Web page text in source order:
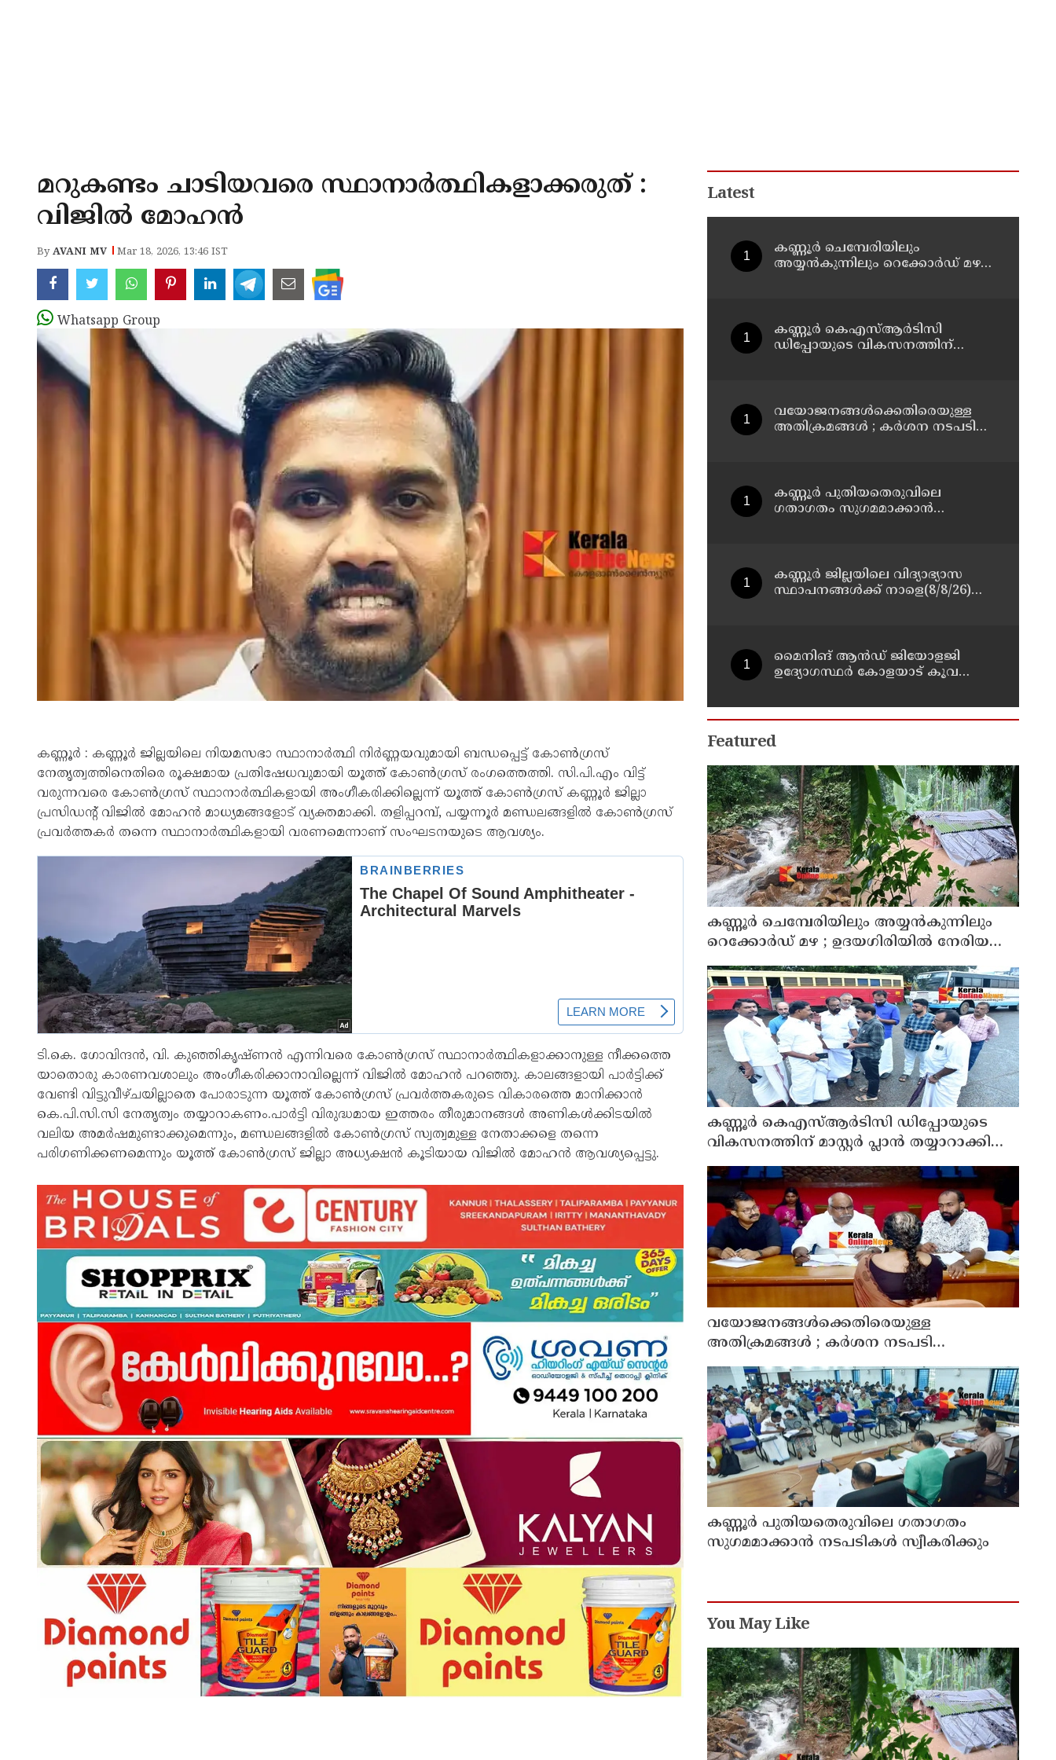
മറുകണ്ടം ചാടിയവരെ സ്ഥാനാർത്ഥികളാക്കരുത് :
വിജിൽ മോഹൻ
ByAVANI MV Mar 18, 2026, 13:46 IST
Whatsapp Group
കണ്ണൂർ : കണ്ണൂർ ജില്ലയിലെ നിയമസഭാ സ്ഥാനാർത്ഥി നിർണ്ണയവുമായി ബന്ധപ്പെട്ട് കോൺഗ്രസ്
നേതൃത്വത്തിനെതിരെ രൂക്ഷമായ പ്രതിഷേധവുമായി യൂത്ത് കോൺഗ്രസ് രംഗത്തെത്തി. സി.പി.എം വിട്ട്
വരുന്നവരെ കോൺഗ്രസ് സ്ഥാനാർത്ഥികളായി അംഗീകരിക്കില്ലെന്ന് യൂത്ത് കോൺഗ്രസ് കണ്ണൂർ ജില്ലാ
പ്രസിഡന്റ് വിജിൽ മോഹൻ മാധ്യമങ്ങളോട് വ്യക്തമാക്കി. തളിപ്പറമ്പ്, പയ്യന്നൂർ മണ്ഡലങ്ങളിൽ കോൺഗ്രസ്
പ്രവർത്തകർ തന്നെ സ്ഥാനാർത്ഥികളായി വരണമെന്നാണ് സംഘടനയുടെ ആവശ്യം.
ടി.കെ. ഗോവിന്ദൻ, വി. കുഞ്ഞികൃഷ്ണൻ എന്നിവരെ കോൺഗ്രസ് സ്ഥാനാർത്ഥികളാക്കാനുള്ള നീക്കത്തെ
യാതൊരു കാരണവശാലും അംഗീകരിക്കാനാവില്ലെന്ന് വിജിൽ മോഹൻ പറഞ്ഞു. കാലങ്ങളായി പാർട്ടിക്ക്
വേണ്ടി വിട്ടുവീഴ്ചയില്ലാതെ പോരാടുന്ന യൂത്ത് കോൺഗ്രസ് പ്രവർത്തകരുടെ വികാരത്തെ മാനിക്കാൻ
കെ.പി.സി.സി നേതൃത്വം തയ്യാറാകണം.പാർട്ടി വിരുദ്ധമായ ഇത്തരം തീരുമാനങ്ങൾ അണികൾക്കിടയിൽ
വലിയ അമർഷമുണ്ടാക്കുമെന്നും, മണ്ഡലങ്ങളിൽ കോൺഗ്രസ് സ്വത്വമുള്ള നേതാക്കളെ തന്നെ
പരിഗണിക്കണമെന്നും യൂത്ത് കോൺഗ്രസ് ജില്ലാ അധ്യക്ഷൻ കൂടിയായ വിജിൽ മോഹൻ ആവശ്യപ്പെട്ടു.
Latest
കണ്ണൂർ ചെമ്പേരിയിലും
അയ്യൻകുന്നിലും റെക്കോർഡ് മഴ ;
കണ്ണൂർ കെഎസ്ആർടിസി
ഡിപ്പോയുടെ വികസനത്തിന്
വയോജനങ്ങൾക്കെതിരെയുള്ള
അതിക്രമങ്ങൾ ; കർശന നടപടി
കണ്ണൂർ പുതിയതെരുവിലെ
ഗതാഗതം സുഗമമാക്കാന്‍
കണ്ണൂർ ജില്ലയിലെ വിദ്യാഭ്യാസ
സ്ഥാപനങ്ങള്‍ക്ക് നാളെ(8/8/26)
മൈനിങ് ആൻഡ്​ ജിയോളജി
ഉദ്യോഗസ്ഥർ കോളയാട് കൂവ
Featured
കണ്ണൂർ ചെമ്പേരിയിലും അയ്യൻകുന്നിലും
റെക്കോർഡ് മഴ ; ഉദയഗിരിയിൽ നേരിയ
ഉരുൾപൊട്ടൽ; 13 പേരെ ക്യാമ്പിലേക്ക് മാറ്റി
കണ്ണൂർ കെഎസ്ആർടിസി ഡിപ്പോയുടെ
വികസനത്തിന് മാസ്റ്റർ പ്ലാൻ തയ്യാറാക്കി
സമർപ്പിക്കും : ടി ഒ മോഹനൻ എം എൽ എ
വയോജനങ്ങൾക്കെതിരെയുള്ള
അതിക്രമങ്ങൾ ; കർശന നടപടി
സ്വീകരിക്കുമെന്ന് കമ്മീഷൻ
കണ്ണൂർ പുതിയതെരുവിലെ ഗതാഗതം
സുഗമമാക്കാന്‍ നടപടികള്‍ സ്വീകരിക്കും
You May Like